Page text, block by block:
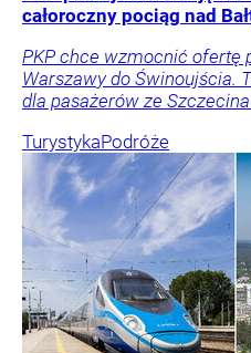
całoroczny pociąg nad
PKP chce wzmocnić ofertę
Warszawy do Świnoujścia.
dla pasażerów ze
TurystykaPodróże